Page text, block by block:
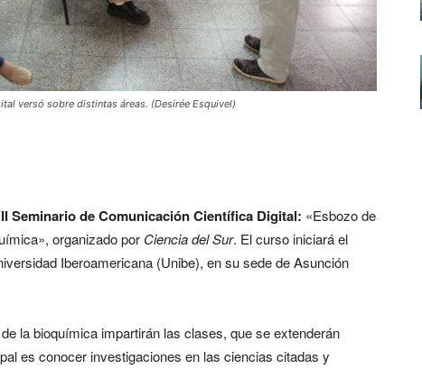
versó sobre distintas áreas. (Desirée Esquivel)
II Seminario de Comunicación Científica Digital: «Esbozo de
organizado por Ciencia del Sur. El curso iniciará el
Iberoamericana (Unibe), en su sede de Asunción
la bioquímica impartirán las clases, que se extenderán
es conocer investigaciones en las ciencias citadas y